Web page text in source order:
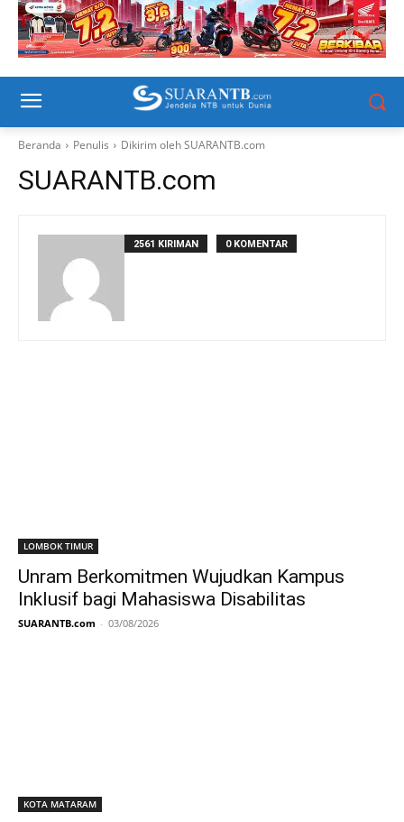
Beranda Penulis Dikirim oleh SUARANTB.com
SUARANTB.com
2561 KIRIMAN 0 KOMENTAR
LOMBOK TIMUR
Unram Berkomitmen Wujudkan Kampus
Inklusif bagi Mahasiswa Disabilitas
SUARANTB.com - 03/08/2026
KOTA MATARAM